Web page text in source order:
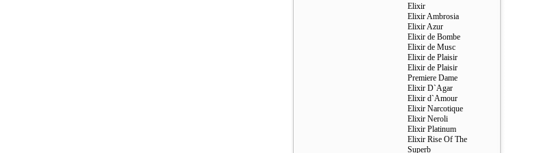
Elixir
Elixir Ambrosia
Elixir Azur
Elixir de Bombe
Elixir de Musc
Elixir de Plaisir
Elixir de Plaisir
Premiere Dame
Elixir D`Agar
Elixir d`Amour
Elixir Narcotique
Elixir Neroli
Elixir Platinum
Elixir Rise Of The
Superb